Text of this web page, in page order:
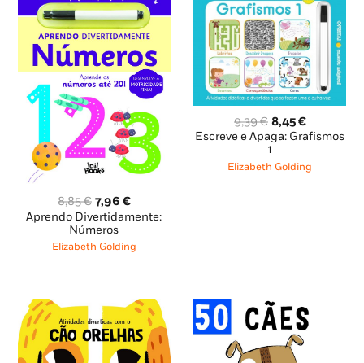
8,85€ O
preço
original
era:
7,96 €O
preço
é:
Aprendo Divertidamente:
Números
Elizabeth Golding
9,39€ O
preço
original
era:
8,45€O
preço
é:
Escreve e Apaga: Grafismos
1
Elizabeth Golding